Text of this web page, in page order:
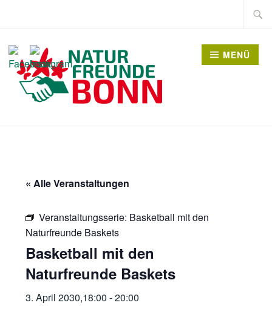
springen
Suche
MENÜ
« Alle Veranstaltungen
Veranstaltungsserie: Basketball mit den
Naturfreunde Baskets
Basketball mit den
Naturfreunde Baskets
3. April 2030,18:00 -20:00